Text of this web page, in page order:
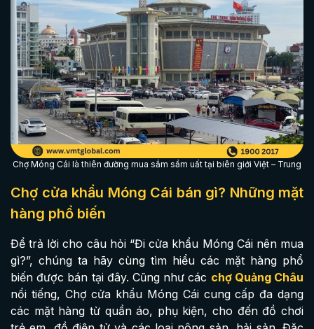
Chợ Móng Cái là thiên đường mua sắm sầm uất tại biên giới Việt – Trung
Chợ cửa khẩu Móng Cái bán gì? Những mặt
hàng phổ biến
Để trả lời cho câu hỏi “Đi cửa khẩu Móng Cái nên mua
gì?”, chúng ta hãy cùng tìm hiểu các mặt hàng phổ
biến được bán tại đây. Cũng như các chợ Quảng Châu
nổi tiếng, Chợ cửa khẩu Móng Cái cung cấp đa dạng
các mặt hàng từ quần áo, phụ kiện, cho đến đồ chơi